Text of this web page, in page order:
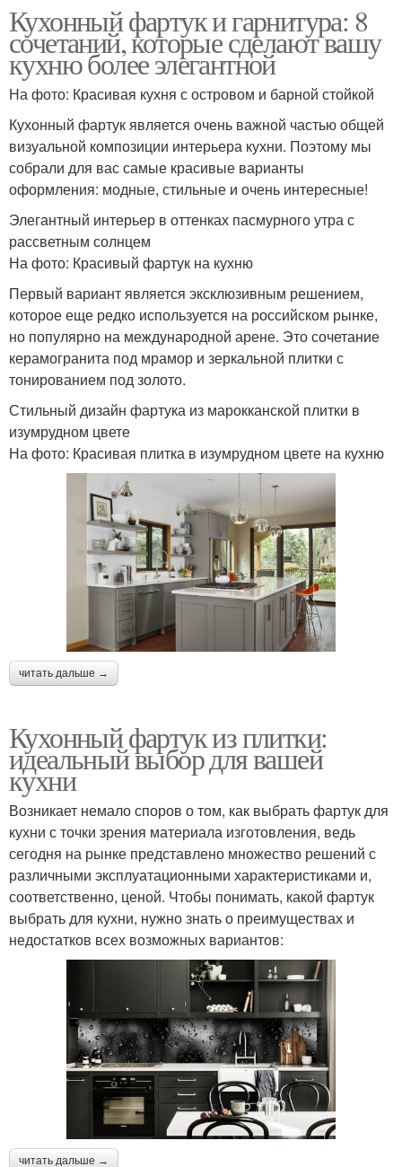
Кухонный фартук и гарнитура: 8
сочетаний, которые сделают вашу
кухню более элегантной
На фото: Красивая кухня с островом и барной стойкой
Кухонный фартук является очень важной частью общей
визуальной композиции интерьера кухни. Поэтому мы
собрали для вас самые красивые варианты
оформления: модные, стильные и очень интересные!
Элегантный интерьер в оттенках пасмурного утра с
рассветным солнцем
На фото: Красивый фартук на кухню
Первый вариант является эксклюзивным решением,
которое еще редко используется на российском рынке,
но популярно на международной арене. Это сочетание
керамогранита под мрамор и зеркальной плитки с
тонированием под золото.
Стильный дизайн фартука из марокканской плитки в
изумрудном цвете
На фото: Красивая плитка в изумрудном цвете на кухню
читать дальше →
Кухонный фартук из плитки:
идеальный выбор для вашей
кухни
Возникает немало споров о том, как выбрать фартук для
кухни с точки зрения материала изготовления, ведь
сегодня на рынке представлено множество решений с
различными эксплуатационными характеристиками и,
соответственно, ценой. Чтобы понимать, какой фартук
выбрать для кухни, нужно знать о преимуществах и
недостатков всех возможных вариантов:
читать дальше →